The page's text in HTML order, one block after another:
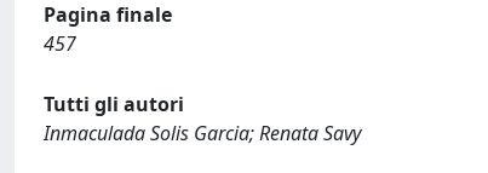
Pagina finale
457
Tutti gli autori
Inmaculada Solis Garcia; Renata Savy